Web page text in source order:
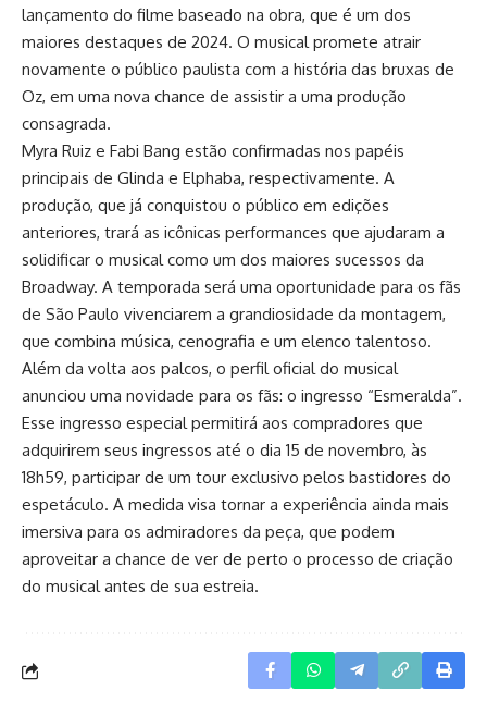
lançamento do filme baseado na obra, que é um dos
maiores destaques de 2024. O musical promete atrair
novamente o público paulista com a história das bruxas de
Oz, em uma nova chance de assistir a uma produção
consagrada.
Myra Ruiz e Fabi Bang estão confirmadas nos papéis
principais de Glinda e Elphaba, respectivamente. A
produção, que já conquistou o público em edições
anteriores, trará as icônicas performances que ajudaram a
solidificar o musical como um dos maiores sucessos da
Broadway. A temporada será uma oportunidade para os fãs
de São Paulo vivenciarem a grandiosidade da montagem,
que combina música, cenografia e um elenco talentoso.
Além da volta aos palcos, o perfil oficial do musical
anunciou uma novidade para os fãs: o ingresso “Esmeralda”.
Esse ingresso especial permitirá aos compradores que
adquirirem seus ingressos até o dia 15 de novembro, às
18h59, participar de um tour exclusivo pelos bastidores do
espetáculo. A medida visa tornar a experiência ainda mais
imersiva para os admiradores da peça, que podem
aproveitar a chance de ver de perto o processo de criação
do musical antes de sua estreia.